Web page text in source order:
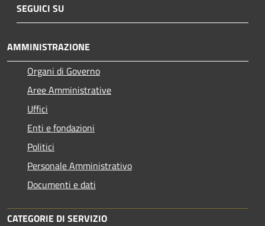
SEGUICI SU
AMMINISTRAZIONE
Organi di Governo
Aree Amministrative
Uffici
Enti e fondazioni
Politici
Personale Amministrativo
Documenti e dati
CATEGORIE DI SERVIZIO